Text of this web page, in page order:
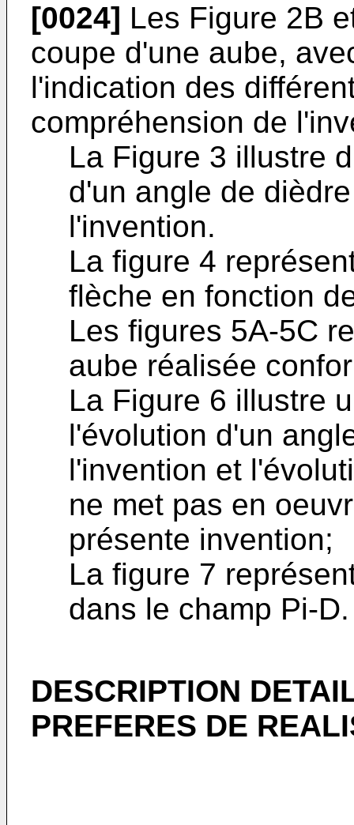
[0024] Les Figure 2B
coupe d'une aube,
l'indication des
compréhension de
La Figure 3 illustre
d'un angle de
l'invention.
La figure 4
flèche en fonction
Les figures 5A-5C
aube réalisée
La Figure 6 illustre
l'évolution d'un
l'invention et
ne met pas en
présente invention;
La figure 7
dans le champ Pi-D.
DESCRIPTION
PREFERES DE